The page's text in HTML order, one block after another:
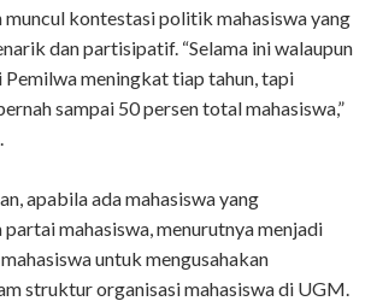
muncul kontestasi politik mahasiswa yang
dan partisipatif. “Selama ini walaupun
meningkat tiap tahun, tapi
sampai 50 persen total mahasiswa,”
apabila ada mahasiswa yang
mahasiswa, menurutnya menjadi
untuk mengusahakan
struktur organisasi mahasiswa di UGM.